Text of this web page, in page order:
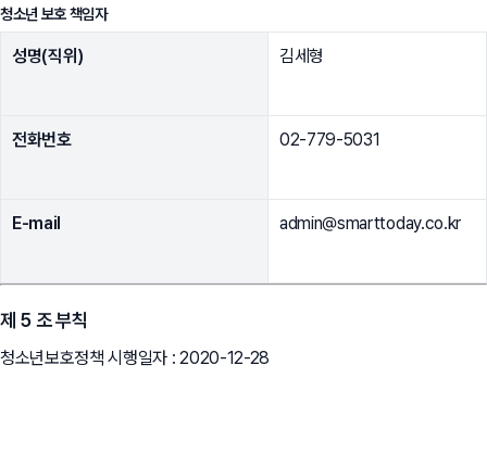
청소년 보호 책임자
성명(직위) 김세형
전화번호 02-779-5031
E-mail admin@smarttoday.co.kr
제 5 조 부칙
청소년보호정책 시행일자 : 2020-12-28